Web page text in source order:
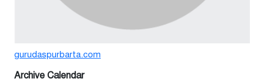
gurudaspurbarta.com
Archive Calendar